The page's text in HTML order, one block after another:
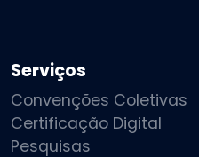
Serviços
Convenções Coletivas
Certificação Digital
Pesquisas